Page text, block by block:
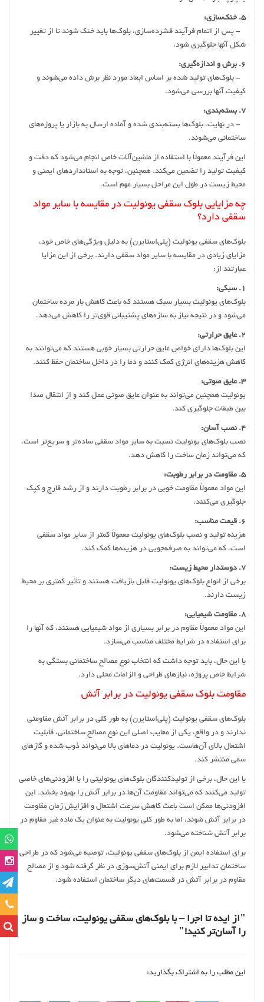
5. خنک‌سازی:
- پس از اتمام فرآیند فشرده‌سازی، بلوک‌ها باید خنک شوند تا از تغییر
شکل آنها جلوگیری شود.
6. برش و اندازه‌گیری:
- بلوک‌های تولید شده بر اساس ابعاد مورد نظر برش داده می‌شوند و
کیفیت آنها بررسی می‌شود.
7. بسته‌بندی:
- در نهایت، بلوک‌ها بسته‌بندی شده و آماده ارسال به بازار یا پروژه‌های
ساختمانی می‌شوند.
این فرآیند معمولاً با استفاده از ماشین‌آلات خاص انجام می‌شود که دقت و
کیفیت تولید را تضمین می‌کند. همچنین، توجه به استانداردهای ایمنی و
محیط زیست در طول این مراحل بسیار مهم است.
چه مزایایی بلوک سقفی یونولیت در مقایسه با سایر مواد
سقفی دارد؟
بلوک‌های سقفی یونولیت (پلی‌استایرن) به دلیل ویژگی‌های خاص خود،
مزایای زیادی در مقایسه با سایر مواد سقفی دارند. برخی از این مزایا
عبارتند از:
1. سبکی:
بلوک‌های یونولیت بسیار سبک هستند که باعث کاهش بار مرده ساختمان
می‌شود و در نتیجه نیاز به سازه‌های پشتیبانی قوی‌تر را کاهش می‌دهد.
2. عایق حرارتی:
این بلوک‌ها دارای خواص عایق حرارتی بسیار خوبی هستند که می‌توانند به
کاهش هزینه‌های انرژی کمک کنند و دما را در داخل ساختمان حفظ کنند.
3. عایق صوتی:
یونولیت همچنین می‌تواند به عنوان عایق صوتی عمل کند و از انتقال صدا
بین طبقات جلوگیری کند.
4. نصب آسان:
نصب بلوک‌های یونولیت نسبت به سایر مواد سقفی ساده‌تر و سریع‌تر است،
که می‌تواند زمان ساخت را کاهش دهد.
5. مقاومت در برابر رطوبت:
این مواد معمولاً مقاومت خوبی در برابر رطوبت دارند و از رشد قارچ و کپک
جلوگیری می‌کنند.
6. قیمت مناسب:
هزینه تولید و نصب بلوک‌های یونولیت معمولاً کمتر از سایر مواد سقفی
است، که می‌تواند به صرفه‌جویی در هزینه‌ها کمک کند.
7. دوستدار محیط زیست:
برخی از انواع بلوک‌های یونولیت قابل بازیافت هستند و تأثیر کمتری بر محیط
زیست دارند.
8. مقاومت شیمیایی:
این مواد معمولاً مقاوم در برابر بسیاری از مواد شیمیایی هستند، که آنها را
برای استفاده در شرایط مختلف مناسب می‌سازد.
با این حال، باید توجه داشت که انتخاب نوع مصالح ساختمانی بستگی به
شرایط خاص پروژه، نیازهای طراحی و الزامات محلی دارد.
مقاومت بلوک سقفی یونولیت در برابر آتش
بلوک‌های سقفی یونولیت (پلی‌استایرن) به طور کلی در برابر آتش مقاومتی
ندارند و در واقع، یکی از معایب اصلی این نوع مصالح ساختمانی، قابلیت
اشتعال بالای آن‌هاست. یونولیت در دماهای بالا می‌تواند ذوب شده و گازهای
سمی منتشر کند.
با این حال، برخی از تولیدکنندگان بلوک‌های یونولیتی را با افزودنی‌های خاصی
تولید می‌کنند که می‌تواند مقاومت آن‌ها در برابر آتش را بهبود بخشد. این
افزودنی‌ها ممکن است باعث کاهش سرعت اشتعال و افزایش زمان مقاومت
در برابر آتش شوند، اما به طور کلی یونولیت به عنوان یک ماده غیر مقاوم در
برابر آتش شناخته می‌شود.
برای استفاده ایمن از بلوک‌های سقفی یونولیت، توصیه می‌شود که در طراحی
ساختمان تدابیر لازم برای ایمنی آتش‌سوزی در نظر گرفته شود و از مصالح
مقاوم در برابر آتش در قسمت‌های دیگر ساختمان استفاده شود.
"از ایده تا اجرا – با بلوک‌های سقفی یونولیت، ساخت و ساز
را آسان‌تر کنید!"
این مطلب را به اشتراک بگذارید: